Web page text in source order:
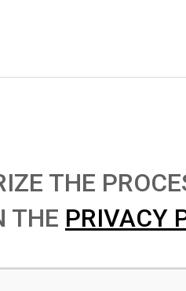
THE
THE PRIVACY